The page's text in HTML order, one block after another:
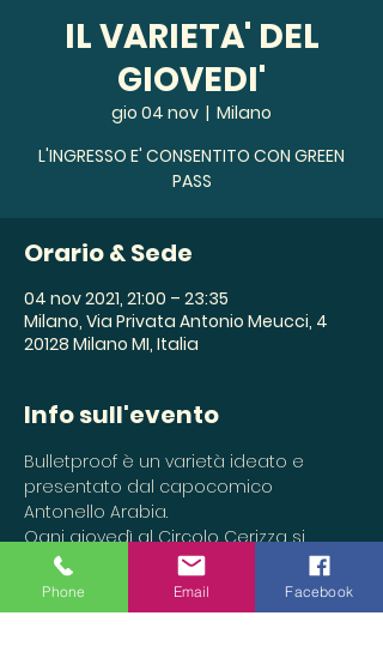
IL VARIETA' DEL
GIOVEDI'
gio 04 nov
  |
Milano
L'INGRESSO E' CONSENTITO CON GREEN
PASS
Orario & Sede
04 nov 2021, 21:00 – 23:35
Milano, Via Privata Antonio Meucci, 4
20128 Milano MI, Italia
Info sull'evento
Bulletproof è un varietà ideato e
presentato dal capocomico
Antonello Arabia.
Ogni giovedì al Circolo Cerizza si
alterneranno giovani attori, cantanti,
comici e graditi ospiti per regalarvi
una serata di gioia, cultura e
Phone Email Facebook